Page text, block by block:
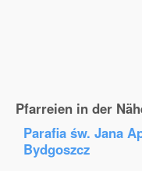
Pfarreien in der
Parafia św. Jana
Bydgoszcz